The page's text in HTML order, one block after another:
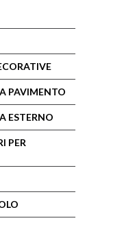
PAVIMENTO
ESTERNO
PER